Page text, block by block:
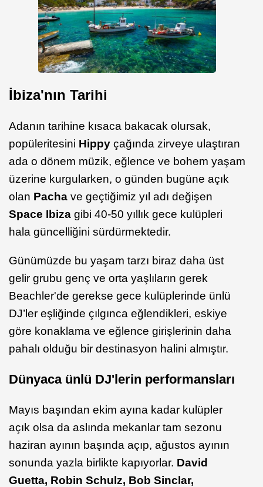
İbiza'nın Tarihi
Adanın tarihine kısaca bakacak olursak,
popüleritesini Hippy çağında zirveye ulaştıran
ada o dönem müzik, eğlence ve bohem yaşam
üzerine kurgularken, o günden bugüne açık
olan Pacha ve geçtiğimiz yıl adı değişen
Space Ibiza gibi 40-50 yıllık gece kulüpleri
hala güncelliğini sürdürmektedir.
Günümüzde bu yaşam tarzı biraz daha üst
gelir grubu genç ve orta yaşlıların gerek
Beachler'de gerekse gece kulüplerinde ünlü
DJ’ler eşliğinde çılgınca eğlendikleri, eskiye
göre konaklama ve eğlence girişlerinin daha
pahalı olduğu bir destinasyon halini almıştır.
Dünyaca ünlü DJ'lerin performansları
Mayıs başından ekim ayına kadar kulüpler
açık olsa da aslında mekanlar tam sezonu
haziran ayının başında açıp, ağustos ayının
sonunda yazla birlikte kapıyorlar. David
Guetta, Robin Schulz, Bob Sinclar,